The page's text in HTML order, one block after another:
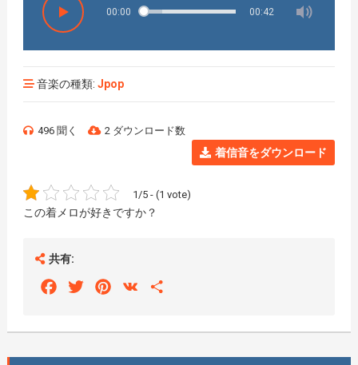
00:00 00:42
音楽の種類: Jpop
496 聞く 2 ダウンロード数
着信音をダウンロード
1/5 - (1 vote)
この着メロが好きですか？
共有:
FacebookTwitterPinterest
VK